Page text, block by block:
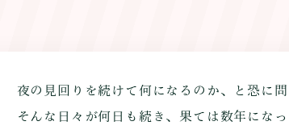
夜の見回りを続けて何になるのか、と恐に問
そんな日々が何日も続き、果ては数年にな